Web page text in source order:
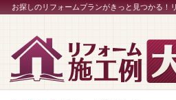
お探しのリフォームプランがきっと見つかる！